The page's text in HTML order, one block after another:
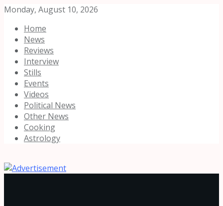
Monday, August 10, 2026
Home
News
Reviews
Interview
Stills
Events
Videos
Political News
Other News
Cooking
Astrology